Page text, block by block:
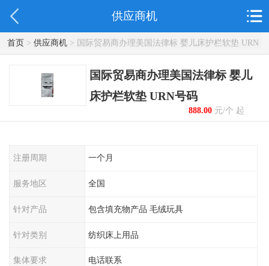
供应商机
首页> 供应商机> 国际贸易商办理美国法律标 婴儿床护栏软垫 URN
号码
国际贸易商办理美国法律标 婴儿
床护栏软垫 URN号码
888.00元/个 起
注册周期 一个月
服务地区 全国
针对产品 包含填充物产品 毛绒玩具
针对类别 纺织床上用品
集体要求 电话联系